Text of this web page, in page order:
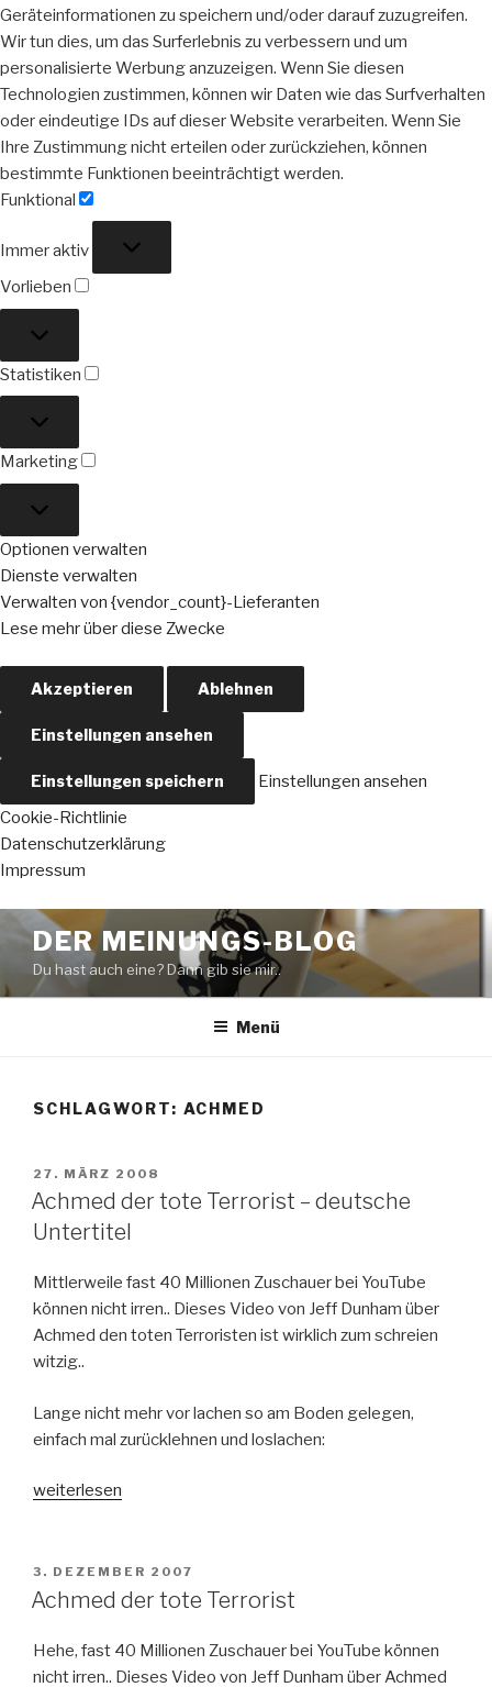
Geräteinformationen zu speichern und/oder darauf zuzugreifen.
Wir tun dies, um das Surferlebnis zu verbessern und um
personalisierte Werbung anzuzeigen. Wenn Sie diesen
Technologien zustimmen, können wir Daten wie das Surfverhalten
oder eindeutige IDs auf dieser Website verarbeiten. Wenn Sie
Ihre Zustimmung nicht erteilen oder zurückziehen, können
bestimmte Funktionen beeinträchtigt werden.
Funktional
Immer aktiv
Vorlieben
Statistiken
Marketing
Optionen verwalten
Dienste verwalten
Verwalten von {vendor_count}-Lieferanten
Lese mehr über diese Zwecke
Akzeptieren Ablehnen
Einstellungen ansehen
Einstellungen speichern
Einstellungen ansehen
Cookie-Richtlinie
Datenschutzerklärung
Impressum
Zum
Inhalt
springen
DER MEINUNGS-BLOG
Du hast auch eine? Dann gib sie mir..
Menü
SCHLAGWORT: ACHMED
VERÖFFENTLICHT
AM
27. MÄRZ 2008
Achmed der tote Terrorist – deutsche
Untertitel
Mittlerweile fast 40 Millionen Zuschauer bei YouTube
können nicht irren.. Dieses Video von Jeff Dunham über
Achmed den toten Terroristen ist wirklich zum schreien
witzig..
Lange nicht mehr vor lachen so am Boden gelegen,
einfach mal zurücklehnen und loslachen:
„Achmed
Terrorist
–
Untertitel“
weiterlesen
VERÖFFENTLICHT
AM
3. DEZEMBER 2007
Achmed der tote Terrorist
Hehe, fast 40 Millionen Zuschauer bei YouTube können
nicht irren.. Dieses Video von Jeff Dunham über Achmed